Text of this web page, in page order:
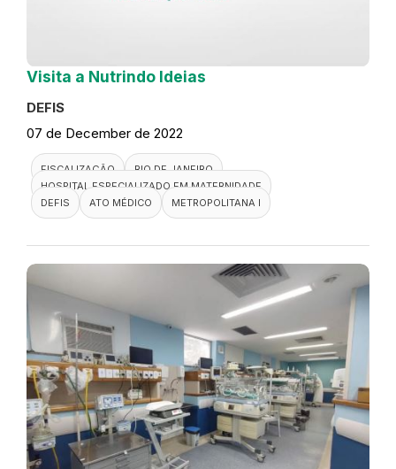
Visita a Nutrindo Ideias
DEFIS
07 de December de 2022
FISCALIZAÇÃO
RIO DE JANEIRO
HOSPITAL ESPECIALIZADO EM MATERNIDADE
DEFIS
ATO MÉDICO METROPOLITANA I